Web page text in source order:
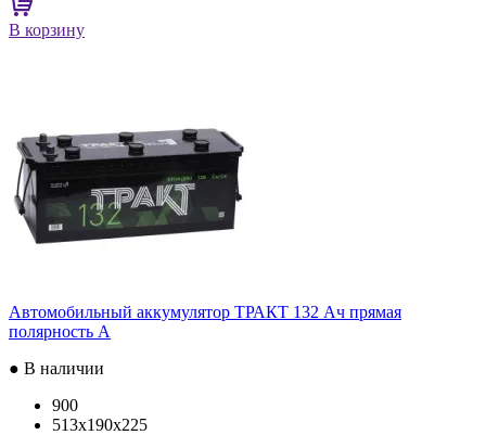
В корзину
Автомобильный аккумулятор ТРАКТ 132 Ач прямая
полярность A
● В наличии
900
513x190x225